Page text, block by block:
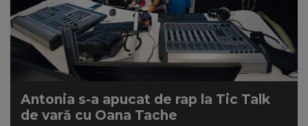
Antonia s-a apucat de rap la Tic Talk
de vară cu Oana Tache